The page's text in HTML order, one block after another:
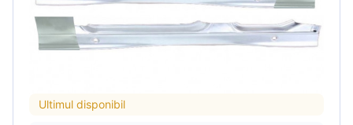
Ultimul disponibil